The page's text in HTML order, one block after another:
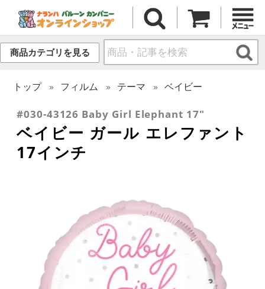
商品カテゴリを見る
トップ フィルム テーマ ベイビー
#030-43126 Baby Girl Elephant 17"
ベイビー ガール エレファント
17インチ